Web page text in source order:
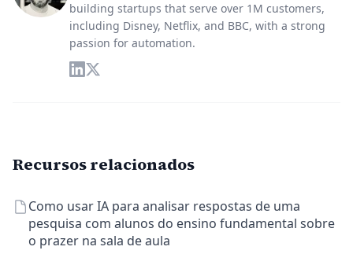
building startups that serve over 1M customers,
including Disney, Netflix, and BBC, with a strong
passion for automation.
Recursos relacionados
Como usar IA para analisar respostas de uma
pesquisa com alunos do ensino fundamental sobre
o prazer na sala de aula